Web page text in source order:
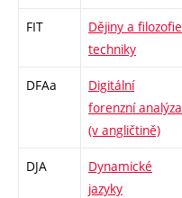
FIT
Dějiny a filozofie
techniky
DFAa
Digitální
forenzní analýza
(v angličtině)
DJA
Dynamické
jazyky